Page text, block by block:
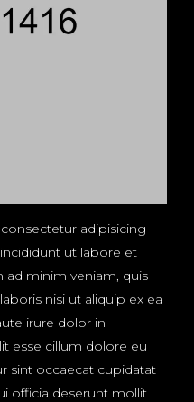
adipisicing
ut labore et
ad minim veniam, quis
nisi ut aliquip ex ea
irure dolor in
esse cillum dolore eu
sint occaecat cupidatat
officia deserunt mollit